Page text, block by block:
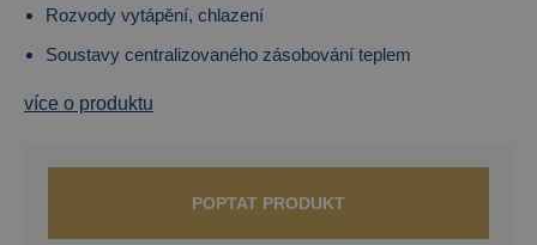
Rozvody vytápění, chlazení
Soustavy centralizovaného zásobování teplem
více o produktu
POPTAT PRODUKT